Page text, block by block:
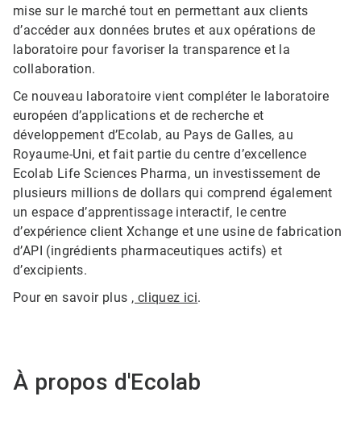
mise sur le marché tout en permettant aux clients
d’accéder aux données brutes et aux opérations de
laboratoire pour favoriser la transparence et la
collaboration.
Ce nouveau laboratoire vient compléter le laboratoire
européen d’applications et de recherche et
développement d’Ecolab, au Pays de Galles, au
Royaume-Uni, et fait partie du centre d’excellence
Ecolab Life Sciences Pharma, un investissement de
plusieurs millions de dollars qui comprend également
un espace d’apprentissage interactif, le centre
d’expérience client Xchange et une usine de fabrication
d’API (ingrédients pharmaceutiques actifs) et
d’excipients.
Pour en savoir plus , cliquez ici.
À propos d'Ecolab